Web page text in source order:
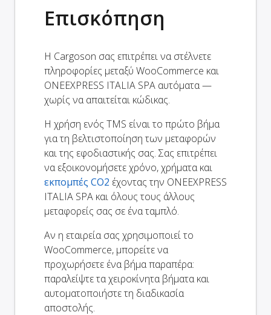
Επισκόπηση
Η Cargoson σας επιτρέπει να στέλνετε
πληροφορίες μεταξύ WooCommerce και
ONEEXPRESS ITALIA SPA αυτόματα —
χωρίς να απαιτείται κώδικας.
Η χρήση ενός TMS είναι το πρώτο βήμα
για τη βελτιστοποίηση των μεταφορών
και της εφοδιαστικής σας. Σας επιτρέπει
να εξοικονομήσετε χρόνο, χρήματα και
εκπομπές CO2 έχοντας την ONEEXPRESS
ITALIA SPA και όλους τους άλλους
μεταφορείς σας σε ένα ταμπλό.
Αν η εταιρεία σας χρησιμοποιεί το
WooCommerce, μπορείτε να
προχωρήσετε ένα βήμα παραπέρα:
παραλείψτε τα χειροκίνητα βήματα και
αυτοματοποιήστε τη διαδικασία
αποστολής.